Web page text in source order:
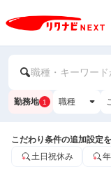
職種・キーワード
勤務地 1 職種
こだわり条件の追加設定
土日祝休み